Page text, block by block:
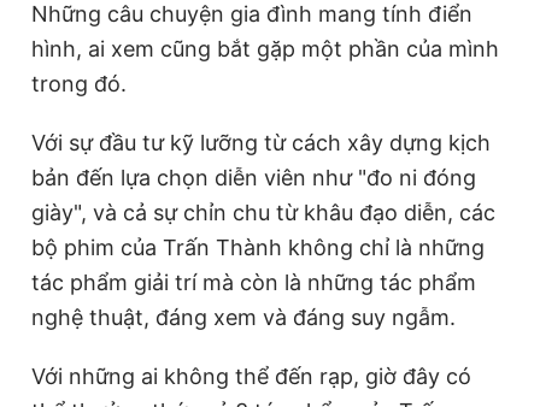
Những câu chuyện gia đình mang tính điển
hình, ai xem cũng bắt gặp một phần của mình
trong đó.
Với sự đầu tư kỹ lưỡng từ cách xây dựng kịch
bản đến lựa chọn diễn viên như "đo ni đóng
giày", và cả sự chỉn chu từ khâu đạo diễn, các
bộ phim của Trấn Thành không chỉ là những
tác phẩm giải trí mà còn là những tác phẩm
nghệ thuật, đáng xem và đáng suy ngẫm.
Với những ai không thể đến rạp, giờ đây có